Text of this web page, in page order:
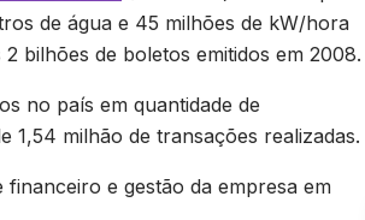
de água e 45 milhões de kW/hora
bilhões de boletos emitidos em 2008.
no país em quantidade de
1,54 milhão de transações realizadas.
e gestão da empresa em